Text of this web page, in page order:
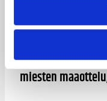
Susijengi ja Tshekki
elokuuta.
Turkki – Suomi
miesten